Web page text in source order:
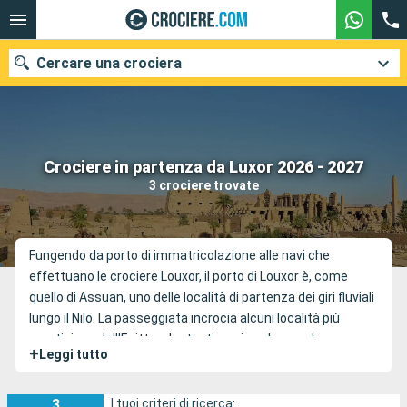
Crociere in partenza da Luxor 2026 - 2027
3 crociere trovate
Cercare una crociera
Le nostre destinazioni
Mesi di partenza
Compagnie
Ricerca
Fungendo da porto di immatricolazione alle navi che
effettuano le crociere Louxor, il porto di Louxor è, come
quello di Assuan, uno delle località di partenza dei giri fluviali
lungo il Nilo. La passeggiata incrocia alcuni località più
prestigiose dell'Egitto, che testimoniano la grande
ricchezza storica del paese. Sulle due rive del fiume si
loro, si può citare tra l'altro il tempio di Karnak, il tempio di
+ Leggi tutto
I tuoi criteri di ricerca: